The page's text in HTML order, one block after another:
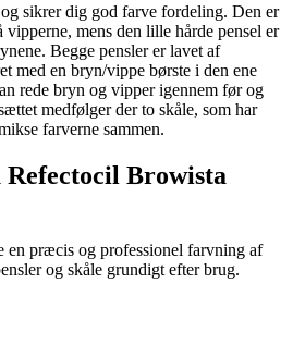
sikrer dig god farve fordeling. Den er
mens den lille hårde pensel er
Begge pensler er lavet af
med en bryn/vippe børste i den ene
rede bryn og vipper igennem før og
medfølger der to skåle, som har
farverne sammen.
Refectocil Browista
en præcis og professionel farvning af
og skåle grundigt efter brug.